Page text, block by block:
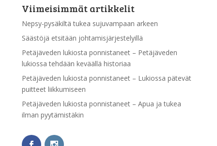
Viimeisimmät artikkelit
Nepsy-pysäkiltä tukea sujuvampaan arkeen
Säästöjä etsitään johtamisjärjestelyillä
Petäjäveden lukiosta ponnistaneet – Petäjäveden
lukiossa tehdään keväällä historiaa
Petäjäveden lukiosta ponnistaneet – Lukiossa pätevät
puitteet liikkumiseen
Petäjäveden lukiosta ponnistaneet – Apua ja tukea
ilman pyytämistäkin